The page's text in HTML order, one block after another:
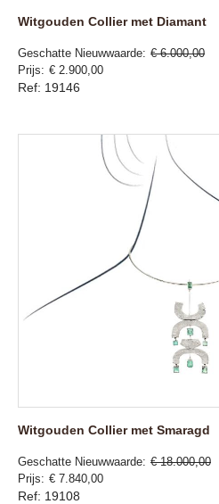
Witgouden Collier met Diamant
Geschatte Nieuwwaarde € 6.000,00
Prijs
€ 2.900,00
Ref: 19146
Witgouden Collier met Smaragd
Geschatte Nieuwwaarde € 18.000,00
Prijs
€ 7.840,00
Ref: 19108